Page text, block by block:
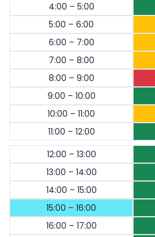
4:00 – 5:00
5:00 – 6:00
6:00 – 7:00
7:00 – 8:00
8:00 – 9:00
9:00 – 10:00
10:00 – 11:00
11:00 – 12:00
12:00 – 13:00
13:00 – 14:00
14:00 – 15:00
15:00 – 16:00
16:00 – 17:00